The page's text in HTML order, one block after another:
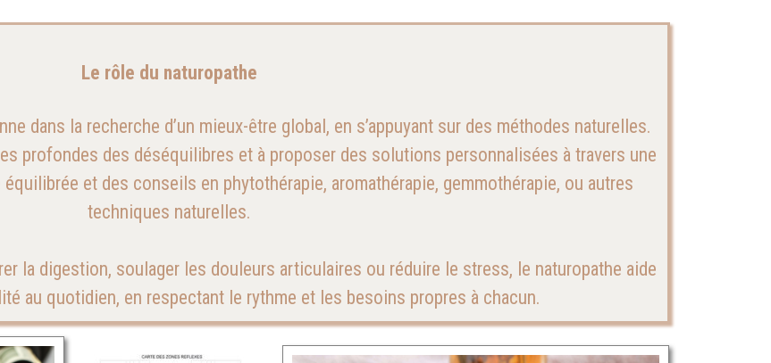
Le rôle du naturopathe
dans la recherche d’un mieux-être global, en s’appuyant sur des méthodes naturelles.
profondes des déséquilibres et à proposer des solutions personnalisées à travers une
et des conseils en phytothérapie, aromathérapie, gemmothérapie, ou autres
techniques naturelles.
la digestion, soulager les douleurs articulaires ou réduire le stress, le naturopathe aide
au quotidien, en respectant le rythme et les besoins propres à chacun.